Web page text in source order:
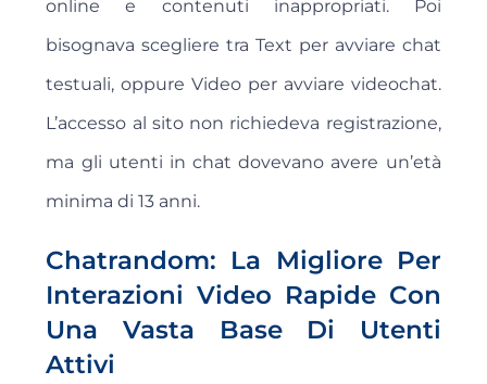
online e contenuti inappropriati. Poi
bisognava scegliere tra Text per avviare chat
testuali, oppure Video per avviare videochat.
L’accesso al sito non richiedeva registrazione,
ma gli utenti in chat dovevano avere un’età
minima di 13 anni.
Chatrandom: La Migliore Per
Interazioni Video Rapide Con
Una Vasta Base Di Utenti
Attivi